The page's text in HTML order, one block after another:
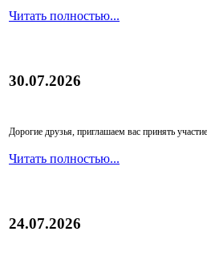
Читать полностью...
30.07.2026
Дорогие друзья, приглашаем вас принять
Читать полностью...
24.07.2026